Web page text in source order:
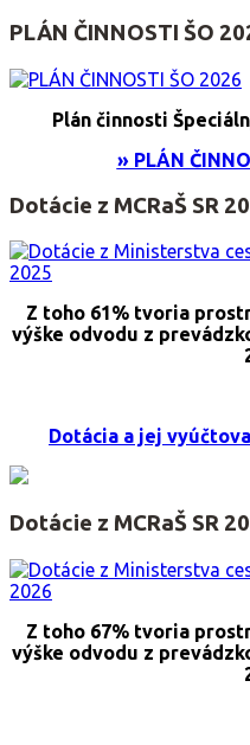
PLÁN ČINNOSTI ŠO
Plán činnosti
» PLÁN
Dotácie z MCRaŠ SR
Z toho 61% tvoria
výške odvodu z
Dotácia a jej
Dotácie z MCRaŠ SR
Z toho 67% tvoria
výške odvodu z